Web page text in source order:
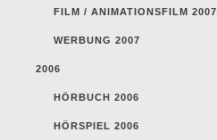
FILM / ANIMATIONSFILM 2007
WERBUNG 2007
2006
HÖRBUCH 2006
HÖRSPIEL 2006